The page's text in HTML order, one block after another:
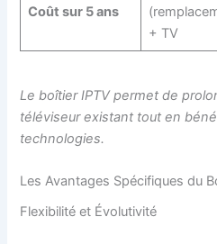
Coût sur 5 ans
+ TV
Le boîtier IPTV permet de
téléviseur existant tout en
technologies.
Les Avantages Spécifiques du
Flexibilité et Évolutivité